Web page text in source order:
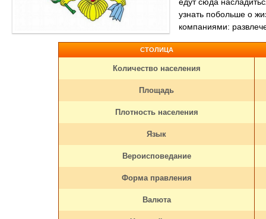
узнать побольше о
компаниями:
СТОЛИЦА
Количество населения
Площадь
Плотность населения
Язык
Вероисповедание
Форма правления
Валюта